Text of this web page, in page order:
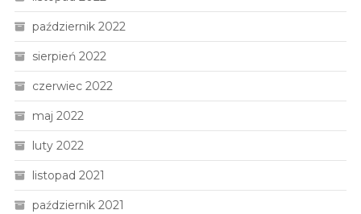
październik 2022
sierpień 2022
czerwiec 2022
maj 2022
luty 2022
listopad 2021
październik 2021